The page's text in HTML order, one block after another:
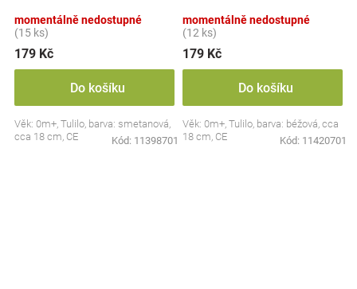
momentálně nedostupné
(15 ks)
179 Kč
Do košíku
Věk: 0m+, Tulilo, barva: smetanová,
cca 18 cm, CE
Kód: 11398701
momentálně nedostupné
(12 ks)
179 Kč
Do košíku
Věk: 0m+, Tulilo, barva: béžová, cca
18 cm, CE
Kód: 11420701